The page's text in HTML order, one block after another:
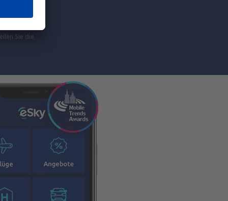
eSky.pl S.A
Sie die